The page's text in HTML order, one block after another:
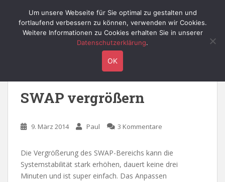
Willy's Technik-Blog
cache
SWAP vergrößern
9. März 2014 Paul 3 Kommentare
Die Vergrößerung des SWAP-Bereichs kann die
Systemstabilität stark erhöhen, dauert keine drei
Minuten und ist super einfach. Das Anpassen
Um unsere Webseite für Sie optimal zu gestalten und
fortlaufend verbessern zu können, verwenden wir Cookies.
Weitere Informationen zu Cookies erhalten Sie in unserer
Datenschutzerklärung.
OK